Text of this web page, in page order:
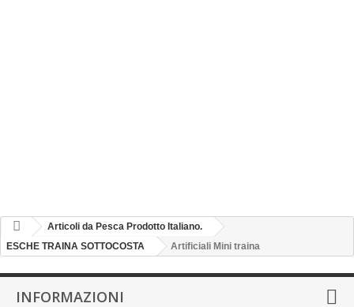
Articoli da Pesca Prodotto Italiano.
ESCHE TRAINA SOTTOCOSTA
Artificiali Mini traina
INFORMAZIONI